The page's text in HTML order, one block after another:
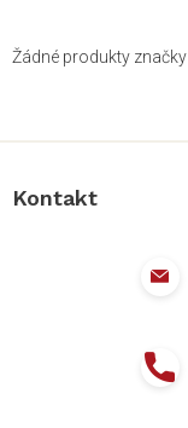
Žádné produkty značky
Kontakt